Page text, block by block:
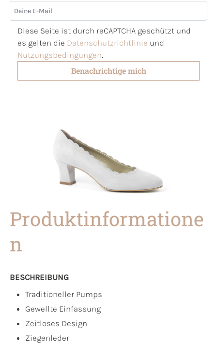
Deine E-Mail
Diese Seite ist durch reCAPTCHA geschützt und
es gelten die Datenschutzrichtlinie und
Nutzungsbedingungen.
Benachrichtige mich
Produktinformatione
n
BESCHREIBUNG
Traditioneller Pumps
Gewellte Einfassung
Zeitloses Design
Ziegenleder